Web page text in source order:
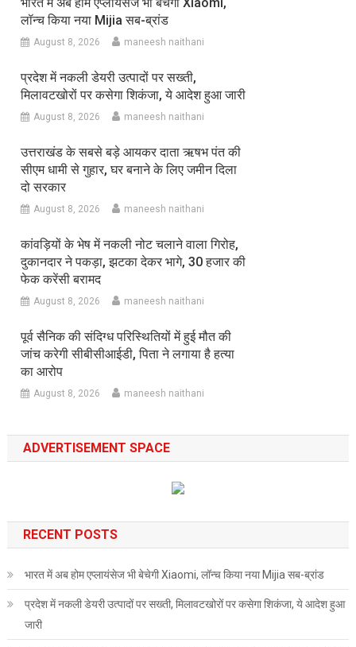
लॉन्च किया नया Mijia सब-ब्रांड
August 8, 2026 maneesh naithani
प्रदेश में नकली डेयरी उत्पादों पर सख्ती,
मिलावटखोरों पर कसेगा शिकंजा, ये आदेश हुआ जारी
August 8, 2026 maneesh naithani
उत्तराखंड के सबसे बड़े आयकर दाता ऋषभ पंत की
सीएम धामी से गुहार, घर बनाने के लिए जमीन दिला
दो सरकार
August 8, 2026 maneesh naithani
कांवड़ियों के भेष में नकली नोट चलाने वाला गिरोह,
दुकानदार ने पकड़ा, झटका देकर भागे, 30 हजार की
फेक करेंसी बरामद
August 8, 2026 maneesh naithani
पूर्व सैनिक की संदिग्ध परिस्थितियों में हुई मौत की
जांच करेगी सीबीसीआईडी, पिता ने लगाया है हत्या
का आरोप
August 8, 2026 maneesh naithani
ADVERTISEMENT SPACE
RECENT POSTS
भारत में अब होम एप्लायंसेज भी बेचेगी Xiaomi, लॉन्च किया नया Mijia सब-ब्रांड
प्रदेश में नकली डेयरी उत्पादों पर सख्ती, मिलावटखोरों पर कसेगा शिकंजा, ये आदेश हुआ
जारी